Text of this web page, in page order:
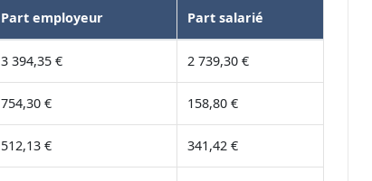
Part employeur Part salarié
3 394,35 € 2 739,30 €
754,30 € 158,80 €
512,13 € 341,42 €